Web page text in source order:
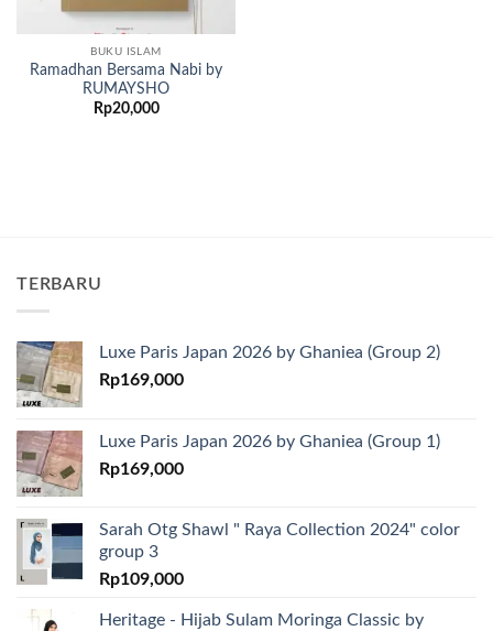
BUKU ISLAM
Ramadhan Bersama Nabi by
RUMAYSHO
Rp20,000
TERBARU
Luxe Paris Japan 2026 by Ghaniea (Group 2)
Rp169,000
Luxe Paris Japan 2026 by Ghaniea (Group 1)
Rp169,000
Sarah Otg Shawl " Raya Collection 2024" color
group 3
Rp109,000
Heritage - Hijab Sulam Moringa Classic by